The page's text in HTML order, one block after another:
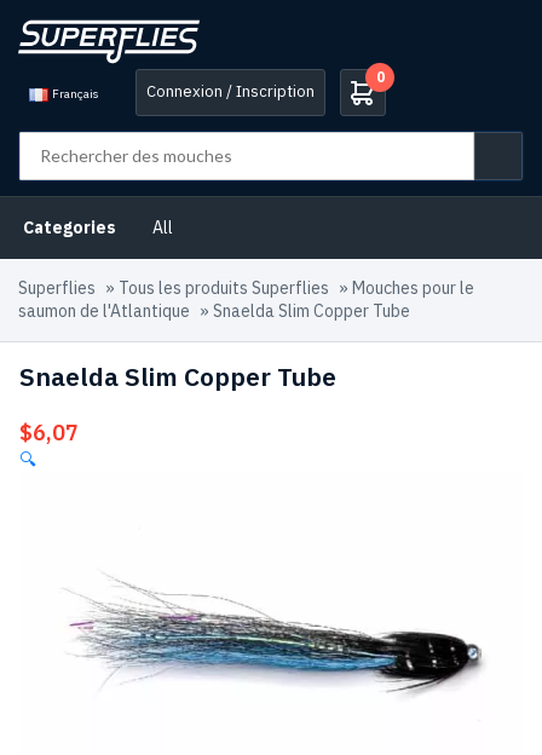
Français Connexion / Inscription
0
Categories All
Superflies » Tous les produits Superflies » Mouches pour le
saumon de l'Atlantique » Snaelda Slim Copper Tube
Snaelda Slim Copper Tube
$6,07
🔍